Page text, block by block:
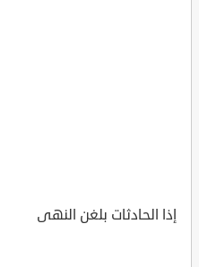
إذا الحادثات بلغن النهى